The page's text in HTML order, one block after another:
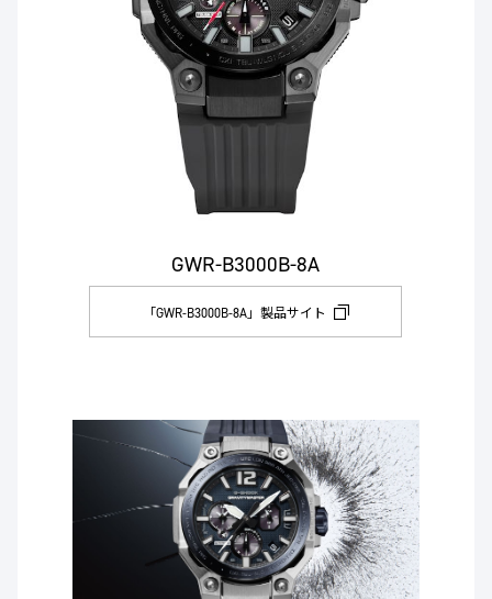
GWR-B3000B-8A
「GWR-B3000B-8A」製品サイト